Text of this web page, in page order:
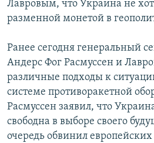
Лавровым, что Украина не
разменной монетой в
Ранее сегодня генеральный
Андерс Фог Расмуссен и
различные подходы к
системе противоракетной
Расмуссен заявил, что
свободна в выборе своего
очередь обвинил